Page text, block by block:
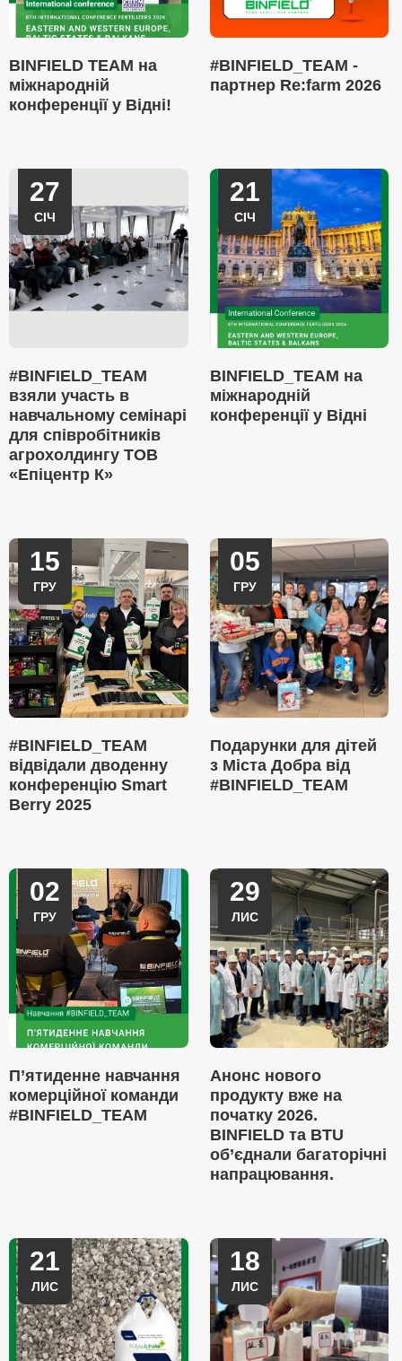
BINFIELD TEAM на
міжнародній
конференції у Відні!
#BINFIELD_TEAM -
партнер Re:farm 2026
27
СІЧ
#BINFIELD_TEAM
взяли участь в
навчальному семінарі
для співробітників
агрохолдингу ТОВ
«Епіцентр К»
21
СІЧ
BINFIELD_TEAM на
міжнародній
конференції у Відні
15
ГРУ
#BINFIELD_TEAM
відвідали дводенну
конференцію Smart
Berry 2025
05
ГРУ
Подарунки для дітей
з Міста Добра від
#BINFIELD_TEAM
02
ГРУ
П’ятиденне навчання
комерційної команди
#BINFIELD_TEAM
29
ЛИС
Анонс нового
продукту вже на
початку 2026.
BINFIELD та BTU
об’єднали багаторічні
напрацювання.
21
ЛИС
18
ЛИС